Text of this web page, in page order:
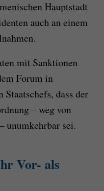
Hauptstadt
auch an einem
mit Sanktionen
Forum in
dass der
– weg von
unumkehrbar sei.
Vor- als